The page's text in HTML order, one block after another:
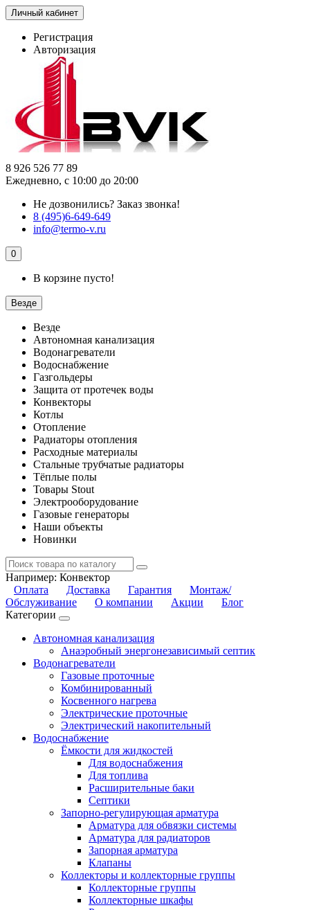
Личный кабинет
Регистрация
Авторизация
8 926 526 77 89
Ежедневно, с 10:00 до 20:00
Не дозвонились? Заказ звонка!
8 (495)6-649-649
info@termo-v.ru
0
В корзине пусто!
Везде
Везде
Автономная канализация
Водонагреватели
Водоснабжение
Газгольдеры
Защита от протечек воды
Конвекторы
Котлы
Отопление
Радиаторы отопления
Расходные материалы
Стальные трубчатые радиаторы
Тёплые полы
Товары Stout
Электрооборудование
Газовые генераторы
Наши объекты
Новинки
Например: Конвектор
Оплата
Доставка Гарантия
Монтаж/
Обслуживание
О компании Акции
Блог
Категории
Автономная канализация
Анаэробный энергонезависимый септик
Водонагреватели
Газовые проточные
Комбинированный
Косвенного нагрева
Электрические проточные
Электрический накопительный
Водоснабжение
Ёмкости для жидкостей
Для водоснабжения
Для топлива
Расширительные баки
Септики
Запорно-регулирующая арматура
Арматура для обвязки системы
Арматура для радиаторов
Запорная арматура
Клапаны
Коллекторы и коллекторные группы
Коллекторные группы
Коллекторные шкафы